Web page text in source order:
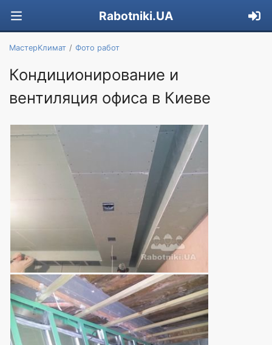
Rabotniki.UA
МастерKлимат Фото работ
Кондиционирование и
вентиляция офиса в Киеве